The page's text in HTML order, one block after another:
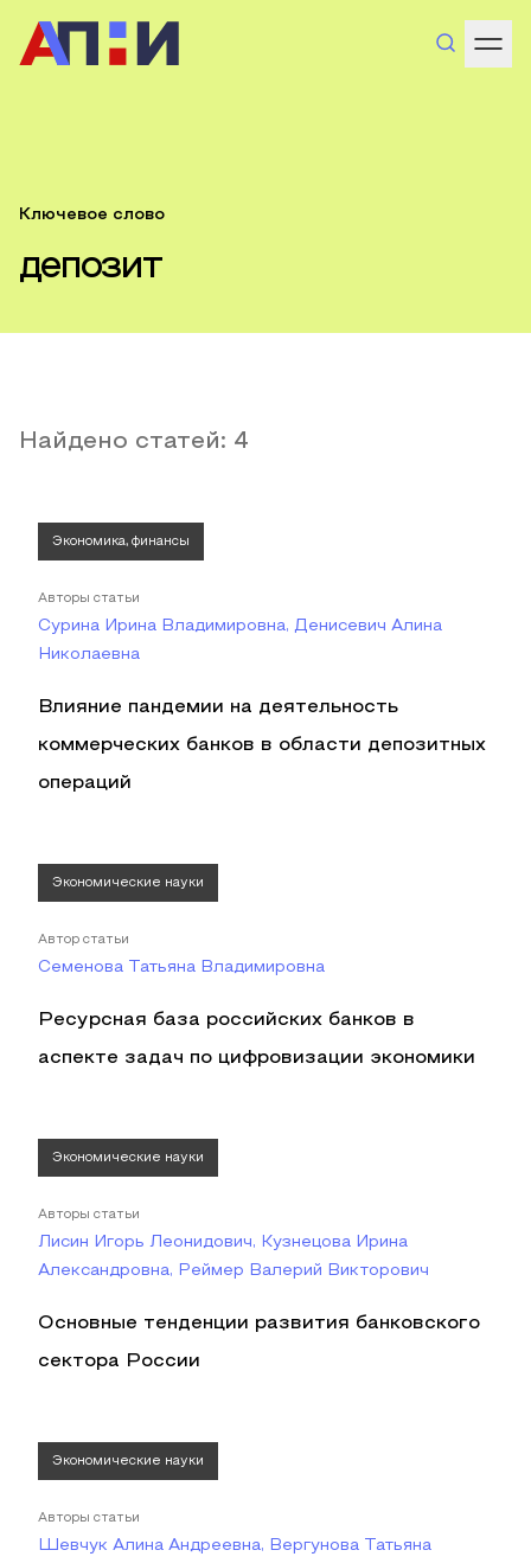
Ключевое слово
депозит
Найдено статей: 4
Экономика, финансы
Авторы статьи
Сурина Ирина Владимировна, Денисевич Алина
Николаевна
Влияние пандемии на деятельность
коммерческих банков в области депозитных
операций
Экономические науки
Автор статьи
Семенова Татьяна Владимировна
Ресурсная база российских банков в
аспекте задач по цифровизации экономики
Экономические науки
Авторы статьи
Лисин Игорь Леонидович, Кузнецова Ирина
Александровна, Реймер Валерий Викторович
Основные тенденции развития банковского
сектора России
Экономические науки
Авторы статьи
Шевчук Алина Андреевна, Вергунова Татьяна